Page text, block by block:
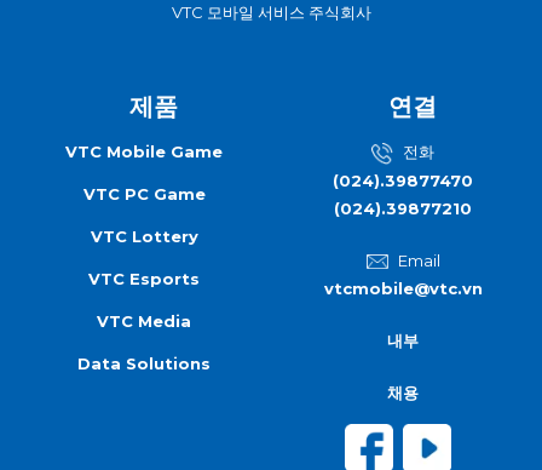
VTC 모바일 서비스 주식회사
제품
VTC Mobile Game
VTC PC Game
VTC Lottery
VTC Esports
VTC Media
Data Solutions
연결
전화
(024).39877470
(024).39877210
Email
vtcmobile@vtc.vn
내부
채용